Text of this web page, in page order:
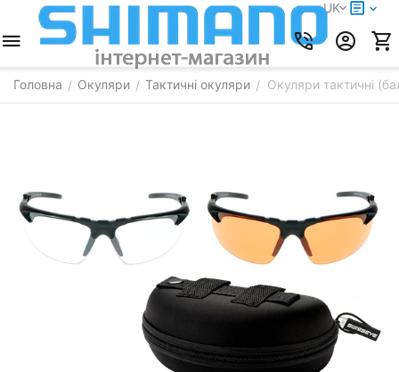
UK
Головна / Окуляри / Тактичні окуляри / Окуляри тактичні